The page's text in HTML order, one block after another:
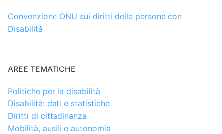
Convenzione ONU sui diritti delle persone con
Disabilità
AREE TEMATICHE
Politiche per la disabilità
Disabilità: dati e statistiche
Diritti di cittadinanza
Mobilità, ausili e autonomia